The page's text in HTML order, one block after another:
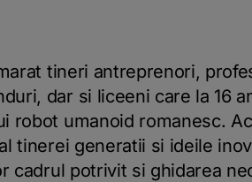
tineri antreprenori,
dar si liceeni care la 16
robot umanoid romanesc.
tinerei generatii si ideile
cadrul potrivit si ghidarea